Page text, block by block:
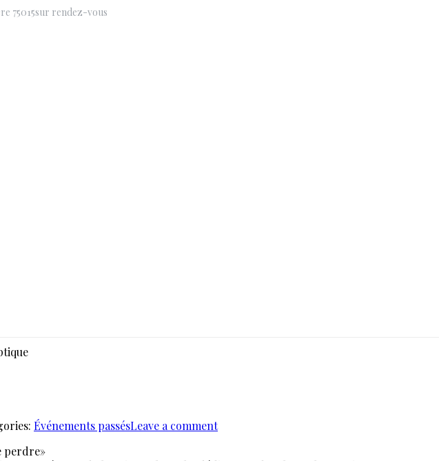
75015sur rendez-vous
Événements passésLeave a commenton
perdre»